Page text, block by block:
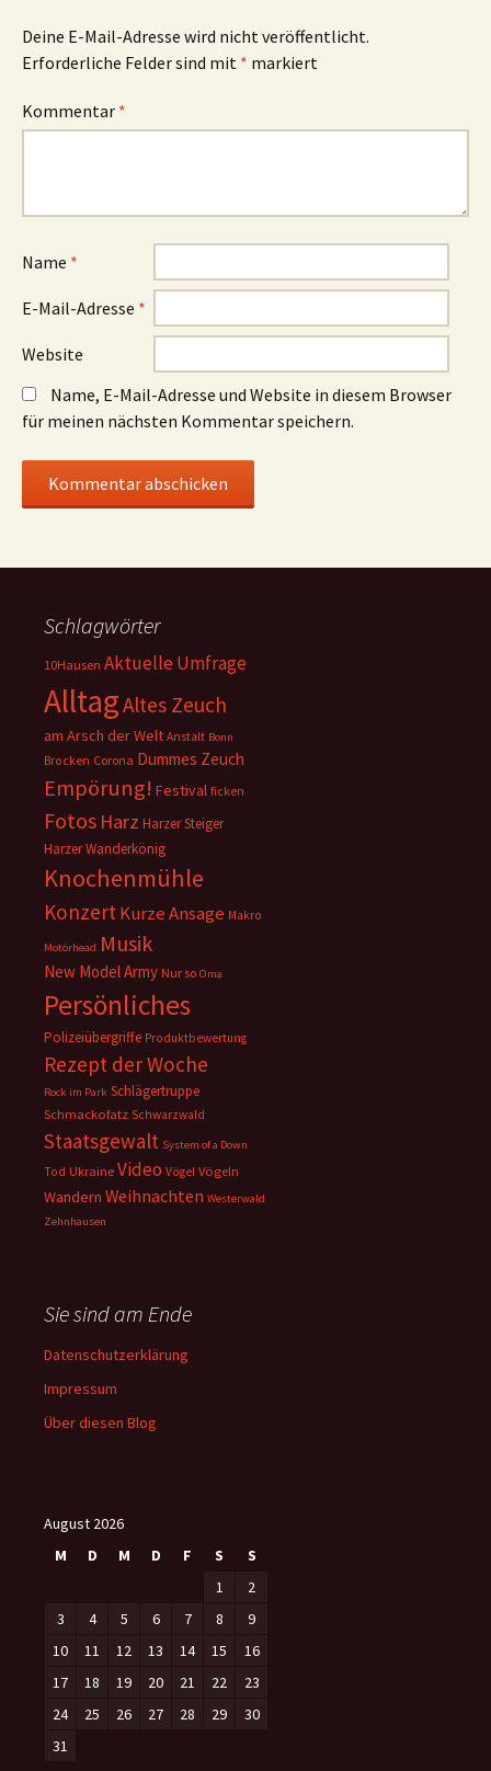
Deine E-Mail-Adresse wird nicht veröffentlicht.
Erforderliche Felder sind mit * markiert
Kommentar *
Name *
E-Mail-Adresse *
Website
Name, E-Mail-Adresse und Website in diesem Browser
für meinen nächsten Kommentar speichern.
Schlagwörter
10Hausen Aktuelle Umfrage
AlltagAltes Zeuch
am Arsch der Welt Anstalt Bonn
Brocken Corona Dummes Zeuch
Empörung! Festival ficken
Fotos Harz Harzer Steiger
Harzer Wanderkönig
Knochenmühle
KonzertKurze Ansage Makro
Motörhead Musik
New Model Army Nur so Oma
Persönliches
Polizeiübergriffe Produktbewertung
Rezept der Woche
Rock im Park Schlägertruppe
Schmackofatz Schwarzwald
Staatsgewalt System of a Down
Tod Ukraine Video Vögel Vögeln
Wandern Weihnachten Westerwald
Zehnhausen
Sie sind am Ende
Datenschutzerklärung
Impressum
Über diesen Blog
August 2026
M
D M D F S
S
1
2
3
4 5 6 7 8
9
10
11 12 13 14 15
16
17
18 19 20 21 22
23
24
25 26 27 28 29
30
31